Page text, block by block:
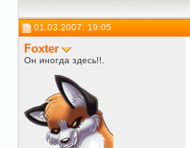
01.03.2007, 19:05
Foxter
Он иногда здесь!!.